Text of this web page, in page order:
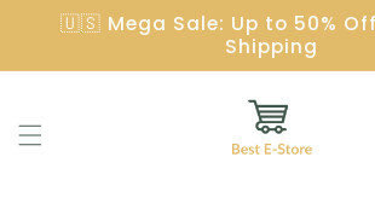
Skip to
content
🇺🇸 Mega Sale: Up to 50% Off
Shipping